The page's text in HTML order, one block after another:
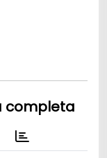
completa